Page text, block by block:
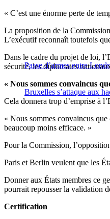
« C’est une énorme perte de
La proposition de la
L’exécutif reconnaît toutefois
Passe d’armes entre
Dans le cadre du projet de loi,
sécurité, les diplomates
Bruxelles s’attaque aux
« Nous sommes convaincus
Cela donnera trop d’emprise à
« Nous sommes convaincus
beaucoup moins efficace. »
Pour la Commission,
Paris et Berlin veulent que les
Donner aux États membres ce
pourrait repousser la validation
Certification